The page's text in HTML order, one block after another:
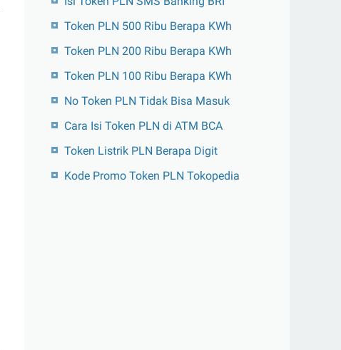
Token PLN 500 Ribu Berapa KWh
Token PLN 200 Ribu Berapa KWh
Token PLN 100 Ribu Berapa KWh
No Token PLN Tidak Bisa Masuk
Cara Isi Token PLN di ATM BCA
Token Listrik PLN Berapa Digit
Kode Promo Token PLN Tokopedia